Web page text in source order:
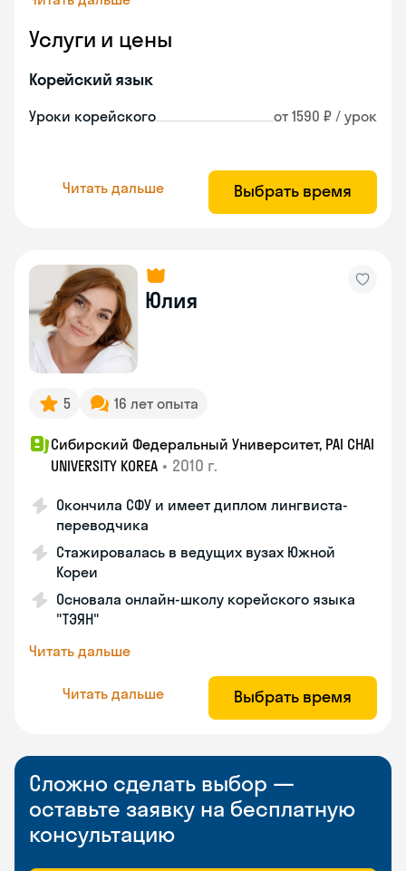
Услуги и цены
Корейский язык
Уроки корейского от 1590 ₽ / урок
Читать дальше Выбрать время
Юлия
5 16 лет опыта
Сибирский Федеральный Университет, PAI CHAI
UNIVERSITY KOREA • 2010 г.
Окончила СФУ и имеет диплом лингвиста-
переводчика
Стажировалась в ведущих вузах Южной
Кореи
Основала онлайн-школу корейского языка
"ТЭЯН"
Читать дальше
Читать дальше Выбрать время
Сложно сделать выбор —
оставьте заявку на бесплатную
консультацию